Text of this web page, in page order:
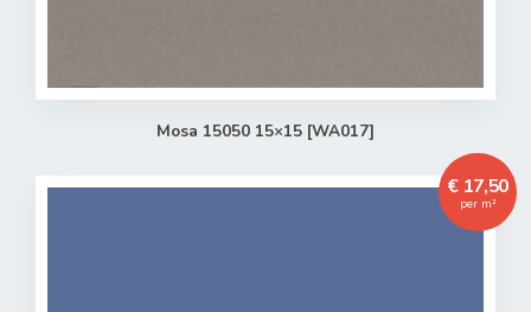
Mosa 15050 15×15 [WA017]
€ 17,50
per m²